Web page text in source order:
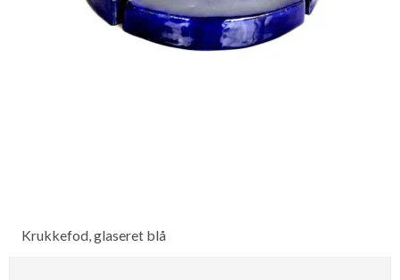
Krukkefod, glaseret blå